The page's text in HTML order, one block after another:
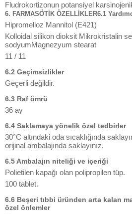
Fludrokortizonun potansiyel
6. FARMASÖTİK ÖZELLİKLER6.1
Hipromelloz Mannitol (E421)
Kolloidal silikon dioksit Mikrokristalin
sodyumMagnezyum stearat
11 / 11
6.2 Geçimsizlikler
Geçerli değildir.
6.3 Raf ömrü
36 ay
6.4 Saklamaya yönelik özel tedbirler
30°C altındaki oda sıcaklığında
orijinal ambalajında saklayınız.
6.5 Ambalajın niteliği ve içeriği
Polietilen kapağı olan polipropilen tüp.
100 tablet.
6.6 Beşeri tıbbi üründen arta kalan
özel önlemler